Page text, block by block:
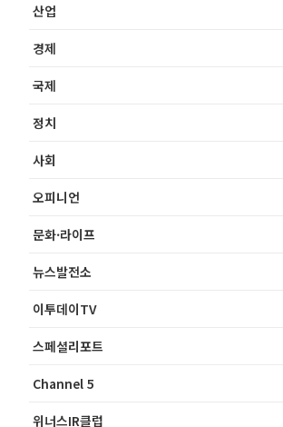
산업
경제
국제
정치
사회
오피니언
문화·라이프
뉴스발전소
이투데이TV
스페셜리포트
Channel 5
위너스IR클럽